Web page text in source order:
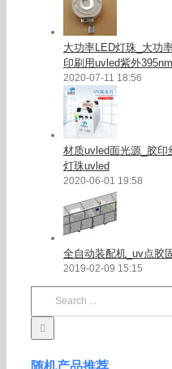
大功率LED灯珠_大功
印刷用uvled紫外
2020-07-11 18:56
材质uvled面光源_胶
灯珠uvled
2020-06-01 19:58
全自动装配机_uv点胶
2019-02-09 15:15